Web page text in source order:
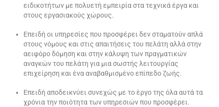
ειδικοτήτων με πολυετή εμπει­ρία στα τεχνικά έργα και
στους εργασιακούς χώρους.
Επειδή οι υπηρεσίες που προσφέρει δεν σταματούν απλά
στους νόμους και στις απαιτήσεις του πελάτη αλλά στην
αειφόρο δόμηση και στην κάλυψη των πραγματικών
αναγκών του πελάτη για μια σωστής λειτουργίας
επιχείρηση και ένα αναβαθμισμένο επίπεδο ζωής.
Επειδή αποδεικνύει συνεχώς με το έργο της όλα αυτά τα
χρόνια την ποιότητα των υπηρεσιών που προσφέρει.